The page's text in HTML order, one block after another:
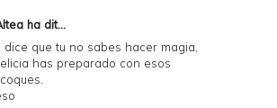
ha dit...
dice que tu no sabes hacer magia,
has preparado con esos